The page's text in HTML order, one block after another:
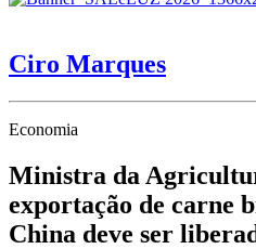
Ciro Marques
Economia
Ministra da
exportação de carne
China deve ser